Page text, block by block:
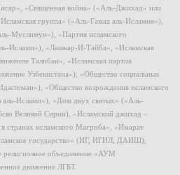
«Священная война» («Аль-Джихад» или
группа» («Аль-Гамаа аль-Исламия»),
Муслимун»), «Партия исламского
Ислами»), «Лашкар-И-Тайба», «Исламская
Талибан», «Исламская партия
Узбекистана»), «Общество социальных
«Общество возрождения исламского
аль-Ислами»), «Дом двух святых» («Аль-
Великой Сирии), «Исламский джихад –
странах исламского Магриба», «Имарат
государство» (ИГ, ИГИЛ, ДАИШ),
объединение «АУМ
движение ЛГБТ.